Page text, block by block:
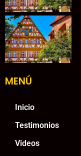
MENÚ
Inicio
Testimonios
Videos